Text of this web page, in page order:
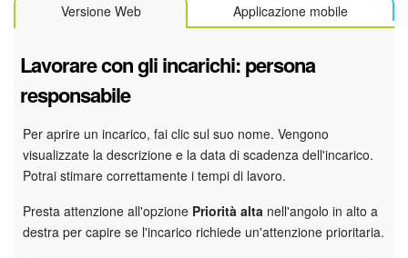
Calendario
Webmail
Gruppi di lavoro
Versione Web Applicazione mobile
Lavorare con gli incarichi: persona
responsabile
Per aprire un incarico, fai clic sul suo nome. Vengono
visualizzate la descrizione e la data di scadenza dell'incarico.
Potrai stimare correttamente i tempi di lavoro.
Presta attenzione all'opzione Priorità alta nell'angolo in alto a
destra per capire se l'incarico richiede un'attenzione prioritaria.